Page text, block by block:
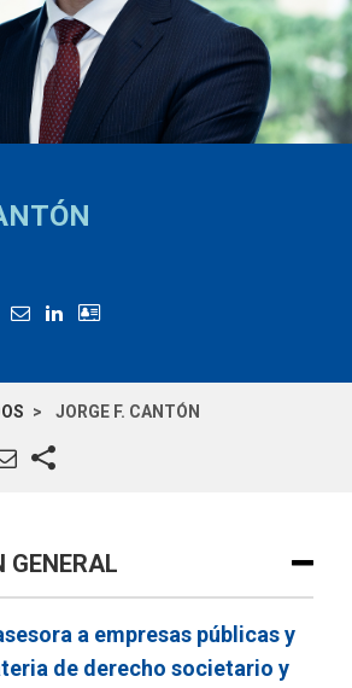
JORGE F. CANTÓN
GENERAL
a empresas públicas y
de derecho societario y